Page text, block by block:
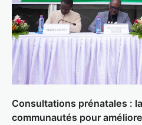
Consultations prénatales :
communautés pour